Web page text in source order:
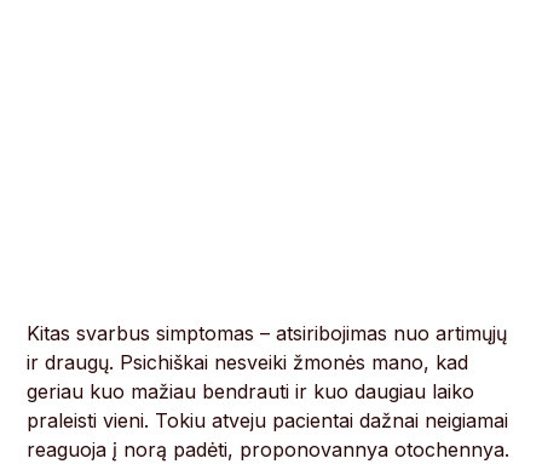
Kitas svarbus simptomas – atsiribojimas nuo artimųjų
ir draugų. Psichiškai nesveiki žmonės mano, kad
geriau kuo mažiau bendrauti ir kuo daugiau laiko
praleisti vieni. Tokiu atveju pacientai dažnai neigiamai
reaguoja į norą padėti, proponovannya otochennya.